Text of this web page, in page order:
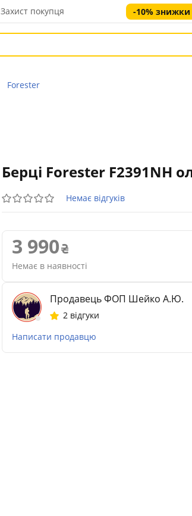
Захист покупця -10%
Forester
Берці Forester F2391NH
Немає відгуків
3 990
Немає в наявності
Продавець ФОП Шейко А.Ю.
2 відгуки
Написати продавцю